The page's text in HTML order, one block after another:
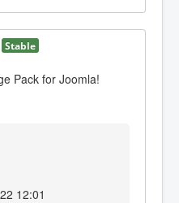
Stable
Pack for Joomla!
12:01